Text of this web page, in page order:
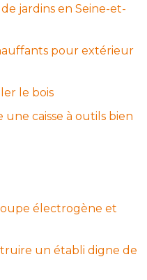
jardins en Seine-et-
pour extérieur
le bois
caisse à outils bien
électrogène et
un établi digne de